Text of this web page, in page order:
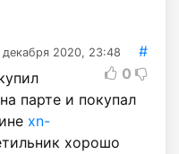
декабря 2020, 23:48
#
0
парте и покупал
xn-
хорошо